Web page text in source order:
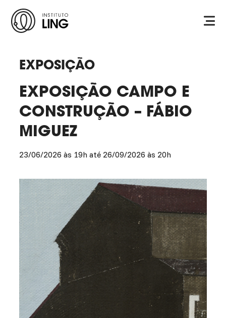
Instituto
Ling
EXPOSIÇÃO
EXPOSIÇÃO CAMPO E
CONSTRUÇÃO – FÁBIO
MIGUEZ
23/06/2026 às 19h até 26/09/2026 às 20h